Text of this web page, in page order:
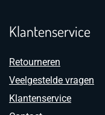
Klantenservice
Retourneren
Veelgestelde vragen
Klantenservice